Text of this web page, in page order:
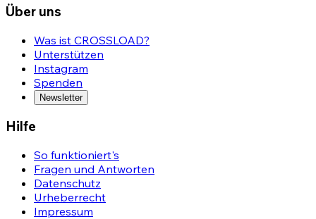
Über uns
Was ist CROSSLOAD?
Unterstützen
Instagram
Spenden
Newsletter
Hilfe
So funktioniert's
Fragen und Antworten
Datenschutz
Urheberrecht
Impressum